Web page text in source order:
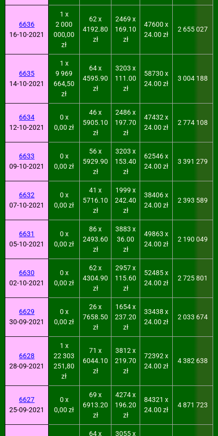
6636
16-10-2021
1 x
2 000
000,00
zł
62 x
4192.80
zł
2469 x
169.10
zł
47600 x
24.00 zł
2 655 027
6635
14-10-2021
1 x
9 969
664,50
zł
64 x
4595.90
zł
3203 x
111.00
zł
58730 x
24.00 zł
3 004 188
6634
12-10-2021
0 x
0,00 zł
46 x
5905.10
zł
2486 x
197.70
zł
47432 x
24.00 zł
2 774 108
6633
09-10-2021
0 x
0,00 zł
56 x
5929.90
zł
3203 x
153.40
zł
62546 x
24.00 zł
3 391 279
6632
07-10-2021
0 x
0,00 zł
41 x
5716.10
zł
1999 x
242.40
zł
38406 x
24.00 zł
2 393 589
6631
05-10-2021
0 x
0,00 zł
86 x
2493.60
zł
3883 x
36.00
zł
49863 x
24.00 zł
2 190 049
6630
02-10-2021
0 x
0,00 zł
62 x
4304.90
zł
2957 x
115.60
zł
52485 x
24.00 zł
2 725 801
6629
30-09-2021
0 x
0,00 zł
26 x
7658.50
zł
1654 x
237.20
zł
33438 x
24.00 zł
2 033 674
6628
28-09-2021
1 x
22 303
251,80
zł
71 x
6044.10
zł
3812 x
219.70
zł
72392 x
24.00 zł
4 382 638
6627
25-09-2021
0 x
0,00 zł
69 x
6913.20
zł
4274 x
196.20
zł
84321 x
24.00 zł
4 871 723
64 x 3055 x